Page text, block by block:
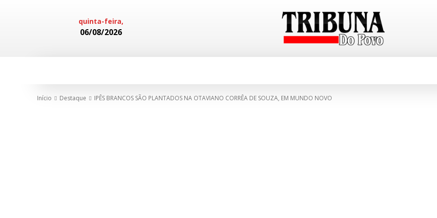
quinta-feira,
06/08/2026
Início Destaque IPÊS BRANCOS SÃO PLANTADOS NA OTAVIANO CORRÊA DE SOUZA, EM MUNDO NOVO